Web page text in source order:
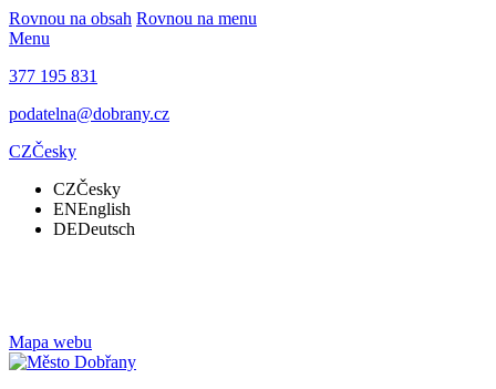
Rovnou na obsah Rovnou na menu
Menu
377 195 831
podatelna@dobrany.cz
CZČesky
CZČesky
ENEnglish
DEDeutsch
Mapa webu